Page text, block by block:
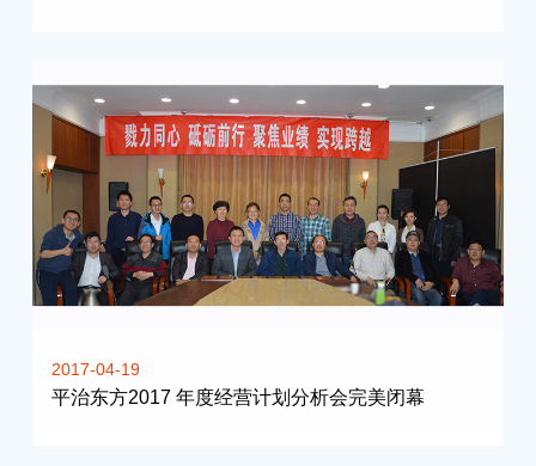
2017-04-19
平治东方2017 年度经营计划分析会完美闭幕